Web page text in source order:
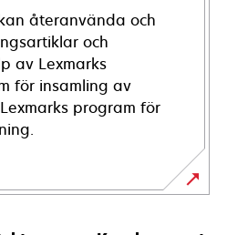
återanvända och
och
av Lexmarks
för insamling av
program för